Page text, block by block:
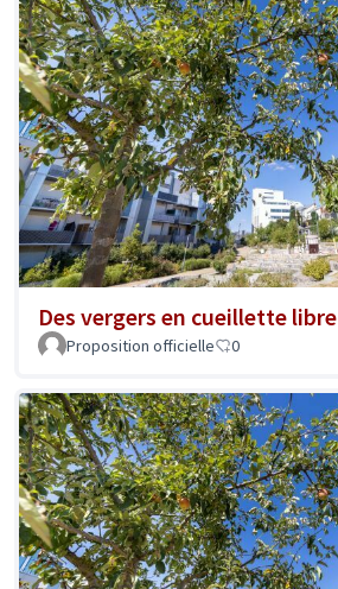
Des vergers en cueillette libre
Proposition officielle 0